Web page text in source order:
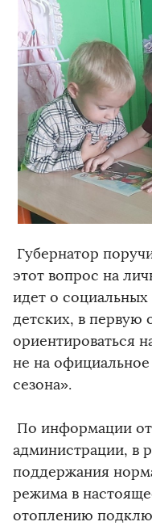
Губернатор
этот вопрос на
идет о
детских, в первую
ориентироваться
не на
сезона».
По информации
администрации, в
поддержания
режима в
отоплению